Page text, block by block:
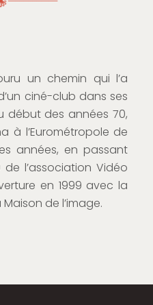
un chemin qui l’a
ciné-club dans ses
début des années 70,
à l’Eurométropole de
années, en passant
l’association Vidéo
en 1999 avec la
de l’image.